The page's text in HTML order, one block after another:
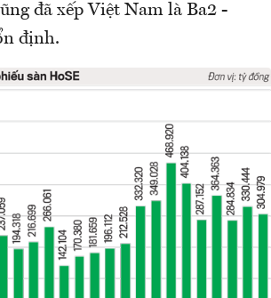
đã xếp Việt Nam là Ba2 -
định.